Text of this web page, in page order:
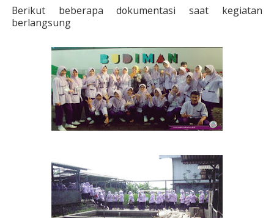
Berikut beberapa dokumentasi saat kegiatan
berlangsung